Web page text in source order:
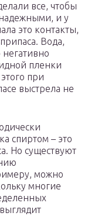
все, чтобы
и у
это контакты,
Вода,
пленки
при
выстрела не
спиртом – это
Но существуют
можно
многие